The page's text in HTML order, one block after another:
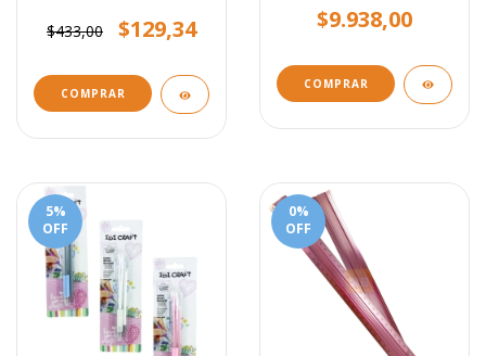
$433,00
$129,34
COMPRAR
$9.938,00
COMPRAR
5%
OFF
0%
OFF